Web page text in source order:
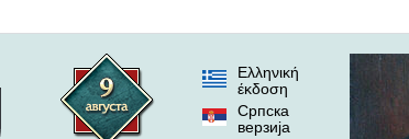
Ελληνική
έκδοση
Српска
верзиjа